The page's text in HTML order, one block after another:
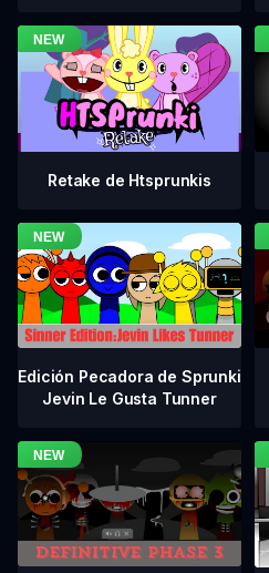
Retake de Htsprunkis
Edición Pecadora de Sprunki
Jevin Le Gusta Tunner